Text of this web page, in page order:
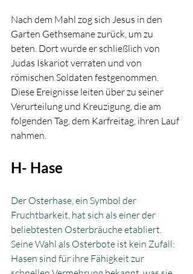
Nach dem Mahl zog sich Jesus in den
Garten Gethsemane zurück, um zu
beten. Dort wurde er schließlich von
Judas Iskariot verraten und von
römischen Soldaten festgenommen.
Diese Ereignisse leiten über zu seiner
Verurteilung und Kreuzigung, die am
folgenden Tag, dem Karfreitag, ihren Lauf
nahmen.
H- Hase
Der Osterhase, ein Symbol der
Fruchtbarkeit, hat sich als einer der
beliebtesten Osterbräuche etabliert.
Seine Wahl als Osterbote ist kein Zufall:
Hasen sind für ihre Fähigkeit zur